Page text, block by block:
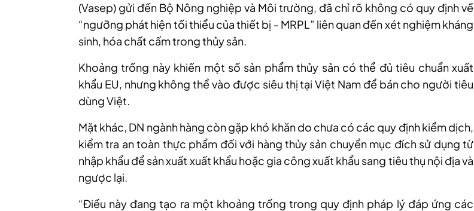
(Vasep) gửi đến Bộ Nông nghiệp và Môi trường, đã chỉ rõ không có quy định về
“ngưỡng phát hiện tối thiểu của thiết bị - MRPL” liên quan đến xét nghiệm kháng
sinh, hóa chất cấm trong thủy sản.
Khoảng trống này khiến một số sản phẩm thủy sản có thể đủ tiêu chuẩn xuất
khẩu EU, nhưng không thể vào được siêu thị tại Việt Nam để bán cho người tiêu
dùng Việt.
Mặt khác, DN ngành hàng còn gặp khó khăn do chưa có các quy định kiểm dịch,
kiểm tra an toàn thực phẩm đối với hàng thủy sản chuyển mục đích sử dụng từ
nhập khẩu để sản xuất xuất khẩu hoặc gia công xuất khẩu sang tiêu thụ nội địa và
ngược lại.
“Điều này đang tạo ra một khoảng trống trong quy định pháp lý đáp ứng các